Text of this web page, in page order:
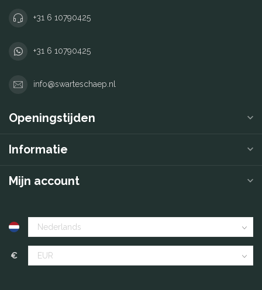
+31 6 10790425
+31 6 10790425
info@swarteschaep.nl
Openingstijden
Informatie
Mijn account
€